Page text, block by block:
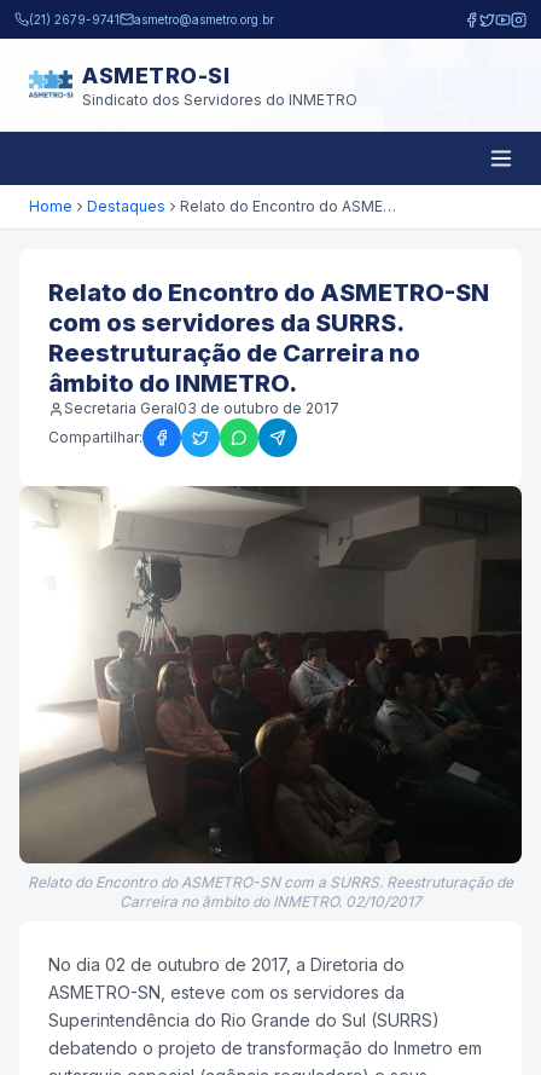
Pular para o conteúdo principal
(21) 2679-9741 asmetro@asmetro.org.br
ASMETRO-SI
Sindicato dos Servidores do INMETRO
Home Destaques Relato do Encontro do ASMETRO-SN com os servidores da SURRS. Reestruturação de Carreira no âmbito do INMETRO.
Relato do Encontro do ASMETRO-SN
com os servidores da SURRS.
Reestruturação de Carreira no
âmbito do INMETRO.
Secretaria Geral03 de outubro de 2017
Compartilhar:
Relato do Encontro do ASMETRO-SN com a SURRS. Reestruturação de
Carreira no âmbito do INMETRO. 02/10/2017
No dia 02 de outubro de 2017, a Diretoria do
ASMETRO-SN, esteve com os servidores da
Superintendência do Rio Grande do Sul (SURRS)
debatendo o projeto de transformação do Inmetro em